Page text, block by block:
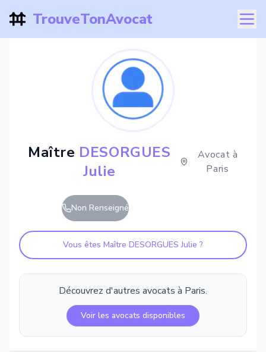
TrouveTonAvocat
Maître DESORGUES
Julie
Avocat à
Paris
Non Renseigné
Vous êtes Maître DESORGUES Julie ?
Découvrez d'autres avocats à Paris.
Voir les avocats disponibles